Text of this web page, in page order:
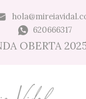
620666317
OBERTA